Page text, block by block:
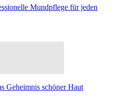
Mundpflege für jeden
Geheimnis schöner Haut